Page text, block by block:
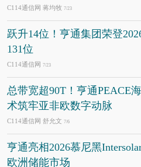
C114通信网 蒋均牧 7/23
跃升14位！亨通集团荣登
131位
C114通信网 7/23
总带宽超90T！亨通PEACE
术筑牢亚非欧数字动脉
C114通信网 舒允文 7/6
亨通亮相2026慕尼黑
欧洲储能市场